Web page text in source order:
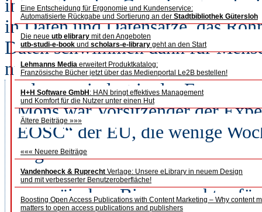
Eine Entscheidung für Ergonomie und Kundenservice:
Automatisierte Rückgabe und Sortierung an der Stadtbibliothek Gütersloh
Die neue utb elibrary mit den Angeboten
utb-studi-e-book und scholars-e-library geht an den Start
Lehmanns Media erweitert Produktkatalog:
Französische Bücher jetzt über das Medienportal Le2B bestellen!
H+H Software GmbH : HAN bringt effektives Management
und Komfort für die Nutzer unter einen Hut
Ältere Beiträge »»»
««« Neuere Beiträge
Vandenhoeck & Ruprecht Verlage: Unsere eLibrary in neuem Design
und mit verbesserter Benutzeroberfläche!
Boosting Open Access Publications with Content Marketing – Why content
matters to open access publications and publishers
internationalen Gemeingut und
in Daten und Datensätze, das
Daten schwimmen dann für
nutzbar im Datenweltmeer des
oder zumindest in der
Mons war Vorsitzender der
EOSC“ der EU, die wenige
abgeschlossen hat. Die offene
Strategie der Europäischen
europäischen Binnenmarktes